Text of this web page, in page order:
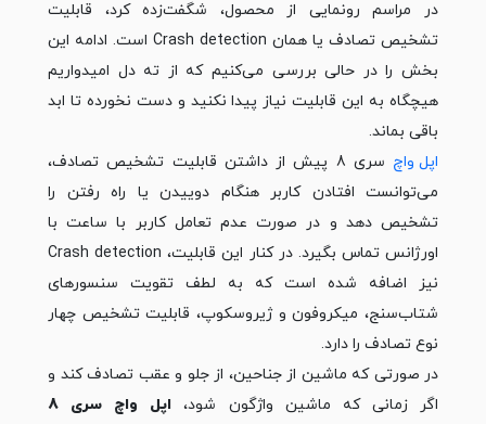
در مراسم رونمایی از محصول، شگفت‌زده کرد، قابلیت
تشخیص تصادف یا همان Crash detection است. ادامه این
بخش را در حالی بررسی می‌کنیم که از ته دل امیدواریم
هیچگاه به این قابلیت نیاز پیدا نکنید و دست نخورده تا ابد
باقی بماند.
اپل واچ
سری 8 پیش از داشتن قابلیت تشخیص تصادف،
می‌توانست افتادن کاربر هنگام دوییدن یا راه رفتن را
تشخیص دهد و در صورت عدم تعامل کاربر با ساعت با
اورژانس تماس بگیرد. در کنار این قابلیت، Crash detection
نیز اضافه شده است که به لطف تقویت سنسورهای
شتاب‌سنج، میکروفون و ژیروسکوپ، قابلیت تشخیص چهار
نوع تصادف را دارد.
در صورتی که ماشین از جناحین، از جلو و عقب تصادف کند و
اگر زمانی که ماشین واژگون شود،
اپل واچ سری 8